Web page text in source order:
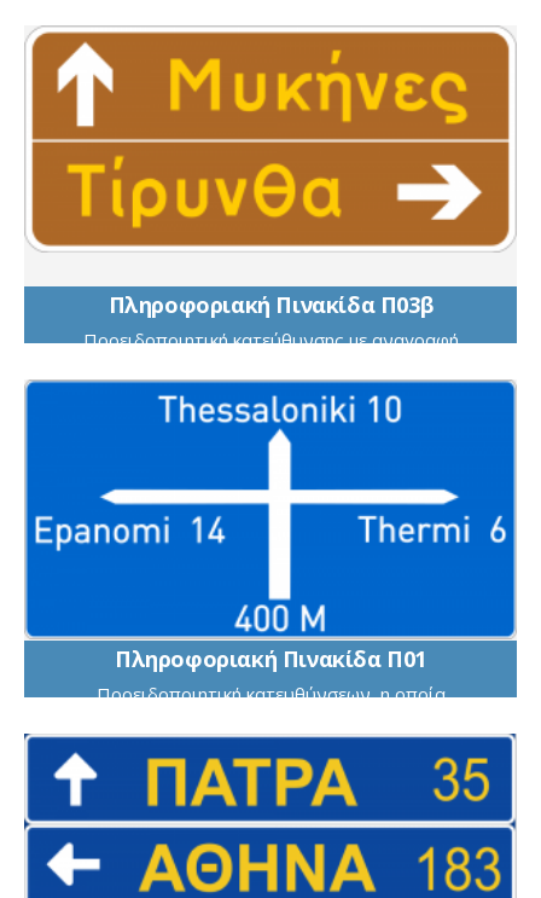
Πληροφοριακή Πινακίδα Π03β
Προειδοποιητική κατεύθυνσης με αναγραφή
οδούς τοπικού οδικού δικτύου
Πληροφοριακή Πινακίδα Π01
Πρoειδoπoιητική κατευθύνσεων, η oπoία
διασταυρώσεων με αναγραφές κατευθύνσεων και
χιλιoμετρικών απoστάσεων